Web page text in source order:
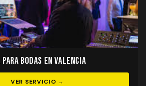
Bodas en Valencia
VER SERVICIO →